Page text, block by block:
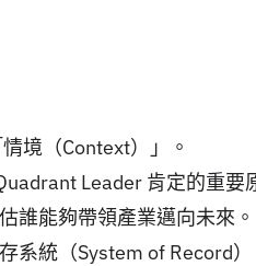
境（Context）」。
Leader 肯定的重要
誰能夠帶領產業邁向未來。
系統（System of Record